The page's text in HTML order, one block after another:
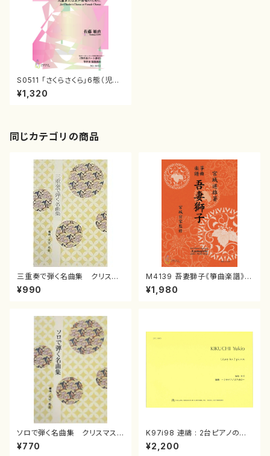
S0511 「さくらさくら」6態（児童
または女声合唱、箏２バージョン
あり/佐藤敏直/楽譜）
¥1,320
同じカテゴリの商品
三重奏で弾く名曲集 クリスマ
スメドレー( 箏2/大平光美 編
曲/楽譜）
¥990
M4139 吾妻獅子《箏曲楽譜》
（箏/宮城道雄著・宮城宗家監修/
箏曲古典楽譜）
¥1,980
ソロで弾く名曲集 クリスマス・
イブ／恋人がサンタクロース(
箏独奏 /大平光美 編曲/楽
¥770
K97i98 連禱 : 2台ピアノのた
めの（2 Pianos / 菊池 幸夫 /
楽譜）
¥2,200